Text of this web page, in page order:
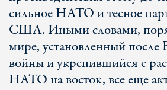
сильное НАТО и тесное
США. Иными словами,
мире, установленный
войны и укрепившийся с
НАТО на восток, все еще